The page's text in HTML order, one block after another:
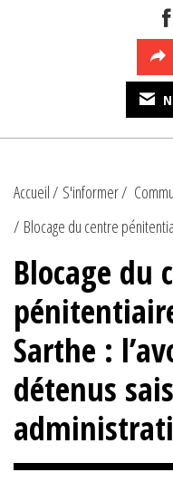
Accueil S'informer
Blocage du centre
Blocage du
Sarthe :
détenus